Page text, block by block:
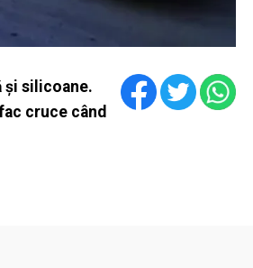
și silicoane.
cruce când